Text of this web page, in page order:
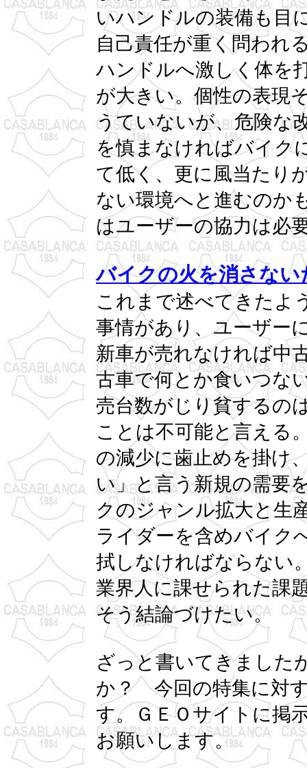
いハンドルの装備も目
自己責任が重く問われ
ハンドルへ激しく体を
が大きい。個性の表現
うていないが、危険な
を慎まなければバイク
て低く、更に風当たり
ない環境へと進むのか
はユーザーの協力は必
バイクの火を消さない
これまで述べてきたよ
事情があり、ユーザー
新車が売れなければ中
古車で何とか食いつな
売台数がじり貧するの
ことは不可能と言える
の減少に歯止めを掛け
い」と言う新規の需要
クのジャンル拡大と生
ライダーを含めバイク
拭しなければならない
業界人に課せられた課
そう結論づけたい。
ざっと書いてきました
か？ 今回の特集に対
す。ＧＥＯサイトに掲
お願いします。